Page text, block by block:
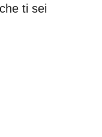
ti sei